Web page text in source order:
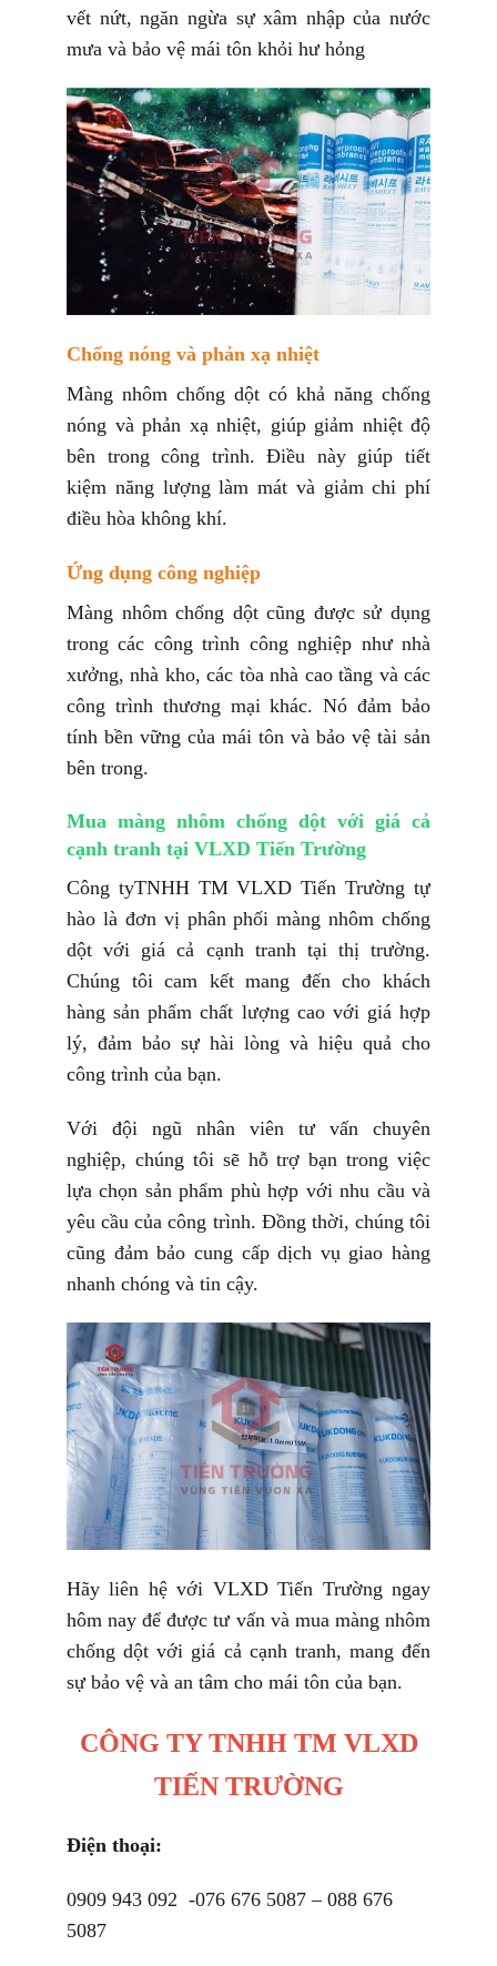
vết nứt, ngăn ngừa sự xâm nhập của nước
mưa và bảo vệ mái tôn khỏi hư hỏng
Chống nóng và phản xạ nhiệt
Màng nhôm chống dột có khả năng chống
nóng và phản xạ nhiệt, giúp giảm nhiệt độ
bên trong công trình. Điều này giúp tiết
kiệm năng lượng làm mát và giảm chi phí
điều hòa không khí.
Ứng dụng công nghiệp
Màng nhôm chống dột cũng được sử dụng
trong các công trình công nghiệp như nhà
xưởng, nhà kho, các tòa nhà cao tầng và các
công trình thương mại khác. Nó đảm bảo
tính bền vững của mái tôn và bảo vệ tài sản
bên trong.
Mua màng nhôm chống dột với giá cả
cạnh tranh tại VLXD Tiến Trường
Công tyTNHH TM VLXD Tiến Trường tự
hào là đơn vị phân phối màng nhôm chống
dột với giá cả cạnh tranh tại thị trường.
Chúng tôi cam kết mang đến cho khách
hàng sản phẩm chất lượng cao với giá hợp
lý, đảm bảo sự hài lòng và hiệu quả cho
công trình của bạn.
Với đội ngũ nhân viên tư vấn chuyên
nghiệp, chúng tôi sẽ hỗ trợ bạn trong việc
lựa chọn sản phẩm phù hợp với nhu cầu và
yêu cầu của công trình. Đồng thời, chúng tôi
cũng đảm bảo cung cấp dịch vụ giao hàng
nhanh chóng và tin cậy.
Hãy liên hệ với VLXD Tiến Trường ngay
hôm nay để được tư vấn và mua màng nhôm
chống dột với giá cả cạnh tranh, mang đến
sự bảo vệ và an tâm cho mái tôn của bạn.
CÔNG TY TNHH TM VLXD
TIẾN TRƯỜNG
Điện thoại:
0909 943 092 -076 676 5087 – 088 676
5087